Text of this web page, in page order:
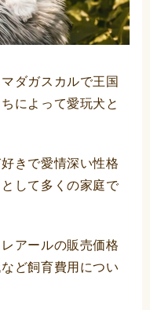
ダガスカルで王国
によって愛玩犬と
きで愛情深い性格
して多くの家庭で
アールの販売価格
ど飼育費用につい